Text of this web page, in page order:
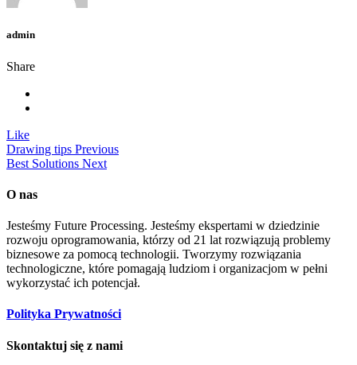
admin
Share
Like
Drawing tips Previous
Best Solutions Next
O nas
Jesteśmy Future Processing. Jesteśmy ekspertami w dziedzinie
rozwoju oprogramowania, którzy od 21 lat rozwiązują problemy
biznesowe za pomocą technologii. Tworzymy rozwiązania
technologiczne, które pomagają ludziom i organizacjom w pełni
wykorzystać ich potencjał.
Polityka Prywatności
Skontaktuj się z nami